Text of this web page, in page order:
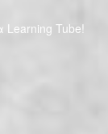
Tube!